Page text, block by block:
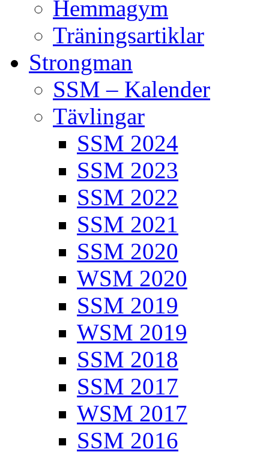
Hemmagym
Träningsartiklar
Strongman
SSM – Kalender
Tävlingar
SSM 2024
SSM 2023
SSM 2022
SSM 2021
SSM 2020
WSM 2020
SSM 2019
WSM 2019
SSM 2018
SSM 2017
WSM 2017
SSM 2016